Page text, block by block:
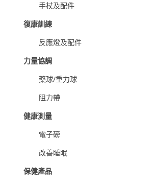
手杖及配件
復康訓練
反應燈及配件
力量協調
藥球/重力球
阻力帶
健康測量
電子磅
改善睡眠
保健產品